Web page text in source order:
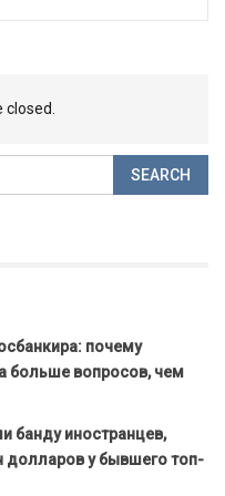
closed.
почему
больше вопросов, чем
банду иностранцев,
долларов у бывшего топ-